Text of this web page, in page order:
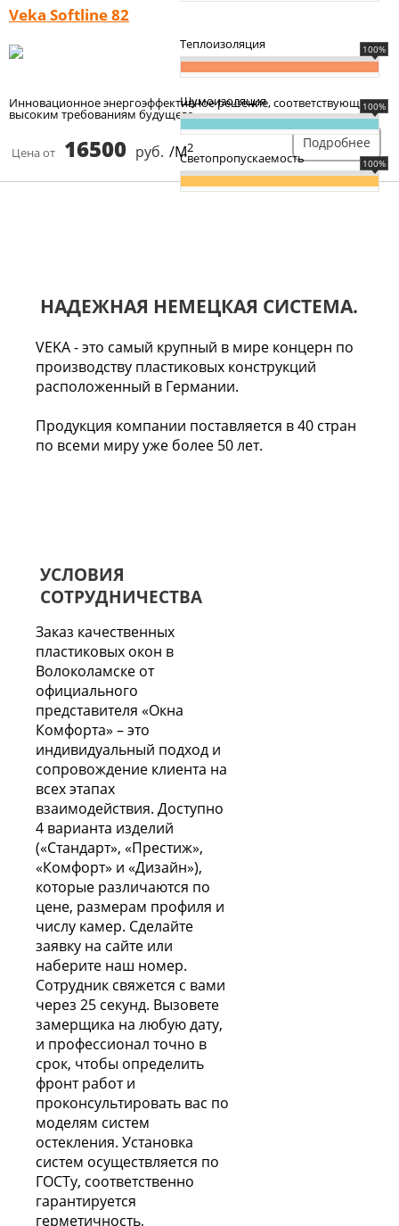
Veka Softline 82
Инновационное энергоэффективное решение, соответствующее
высоким требованиям будущего.
Цена от 16500 руб. /М2
Теплоизоляция 100%
Шумоизоляция 100%
Светопропускаемость 100%
Подробнее
НАДЕЖНАЯ НЕМЕЦКАЯ СИСТЕМА.
VEKA - это самый крупный в мире концерн по
производству пластиковых конструкций
расположенный в Германии.
Продукция компании поставляется в 40 стран
по всеми миру уже более 50 лет.
УСЛОВИЯ
СОТРУДНИЧЕСТВА
Заказ качественных
пластиковых окон в
Волоколамске от
официального
представителя «Окна
Комфорта» – это
индивидуальный подход и
сопровождение клиента на
всех этапах
взаимодействия. Доступно
4 варианта изделий
(«Стандарт», «Престиж»,
«Комфорт» и «Дизайн»),
которые различаются по
цене, размерам профиля и
числу камер. Сделайте
заявку на сайте или
наберите наш номер.
Сотрудник свяжется с вами
через 25 секунд. Вызовете
замерщика на любую дату,
и профессионал точно в
срок, чтобы определить
фронт работ и
проконсультировать вас по
моделям систем
остекления. Установка
систем осуществляется по
ГОСТу, соответственно
гарантируется
герметичность,